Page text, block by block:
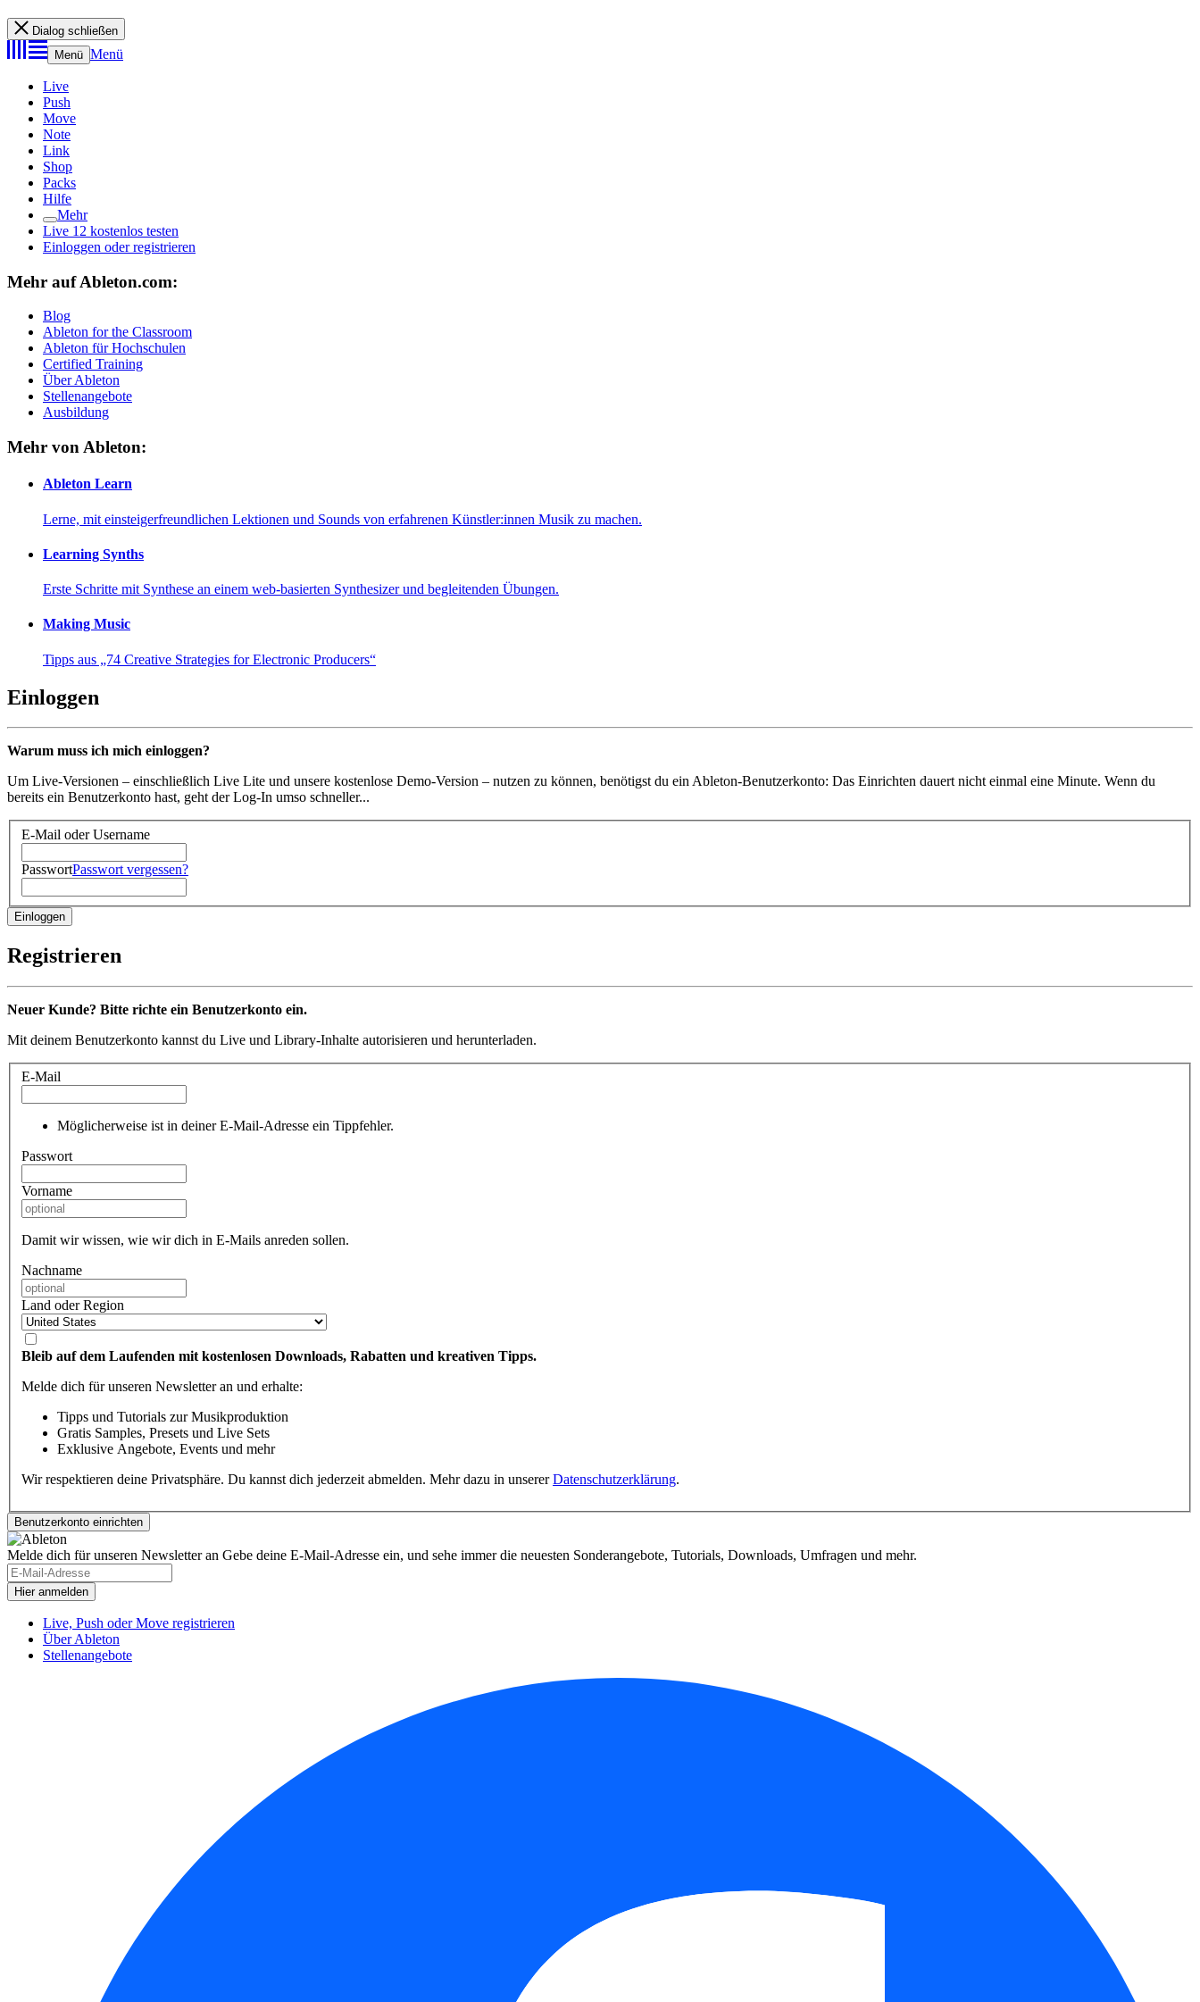
Dialog schließen
Menü Menü
Live
Push
Move
Note
Link
Shop
Packs
Hilfe
Mehr
Live 12 kostenlos testen
Einloggen oder registrieren
Mehr auf Ableton.com:
Blog
Ableton for the Classroom
Ableton für Hochschulen
Certified Training
Über Ableton
Stellenangebote
Ausbildung
Mehr von Ableton:
Ableton Learn
Lerne, mit einsteigerfreundlichen Lektionen und Sounds von erfahrenen Künstler:innen Musik zu machen.
Learning Synths
Erste Schritte mit Synthese an einem web-basierten Synthesizer und begleitenden Übungen.
Making Music
Tipps aus „74 Creative Strategies for Electronic Producers“
Einloggen
Warum muss ich mich einloggen?
Um Live-Versionen – einschließlich Live Lite und unsere kostenlose Demo-Version – nutzen zu können, benötigst du ein Ableton-Benutzerkonto: Das Einrichten dauert nicht einmal eine Minute. Wenn du
bereits ein Benutzerkonto hast, geht der Log-In umso schneller...
E-Mail oder Username
PasswortPasswort vergessen?
Registrieren
Neuer Kunde? Bitte richte ein Benutzerkonto ein.
Mit deinem Benutzerkonto kannst du Live und Library-Inhalte autorisieren und herunterladen.
E-Mail
Möglicherweise ist in deiner E-Mail-Adresse ein Tippfehler.
Passwort
Vorname
Damit wir wissen, wie wir dich in E-Mails anreden sollen.
Nachname
Land oder Region
Bleib auf dem Laufenden mit kostenlosen Downloads, Rabatten und kreativen Tipps.
Melde dich für unseren Newsletter an und erhalte:
Tipps und Tutorials zur Musikproduktion
Gratis Samples, Presets und Live Sets
Exklusive Angebote, Events und mehr
Wir respektieren deine Privatsphäre. Du kannst dich jederzeit abmelden. Mehr dazu in unsererDatenschutzerklärung.
Melde dich für unseren Newsletter an Gebe deine E-Mail-Adresse ein, und sehe immer die neuesten Sonderangebote, Tutorials, Downloads, Umfragen und mehr.
Live, Push oder Move registrieren
Über Ableton
Stellenangebote